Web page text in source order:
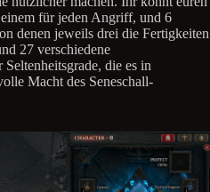
für jeden Angriff, und 6
denen jeweils drei die Fertigkeiten
27 verschiedene
die es in
Macht des Seneschall-